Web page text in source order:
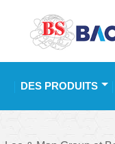
DES PRODUITS